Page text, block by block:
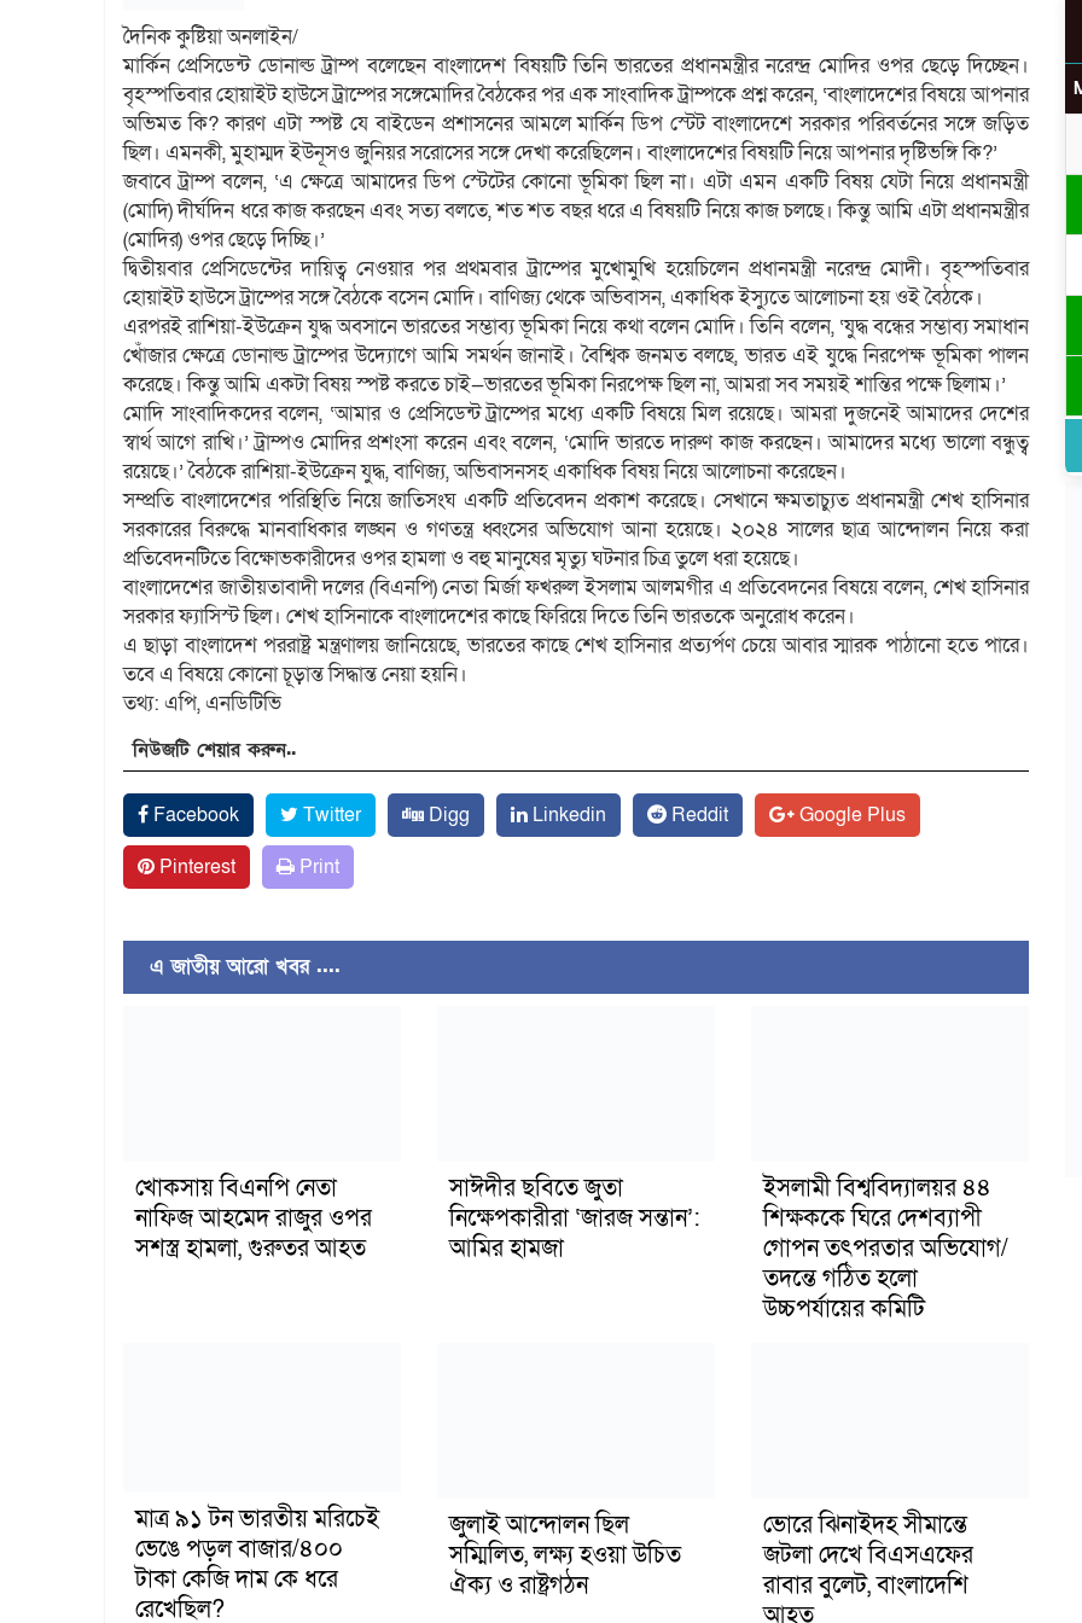
দৈনিক কুষ্টিয়া অনলাইন/
মার্কিন প্রেসিডেন্ট ডোনাল্ড ট্রাম্প বলেছেন বাংলাদেশ বিষয়টি তিনি ভারতের প্রধানমন্ত্রীর নরেন্দ্র মোদির ওপর ছেড়ে দিচ্ছেন।
বৃহস্পতিবার হোয়াইট হাউসে ট্রাম্পের সঙ্গেমোদির বৈঠকের পর এক সাংবাদিক ট্রাম্পকে প্রশ্ন করেন, ‘বাংলাদেশের বিষয়ে আপনার
অভিমত কি? কারণ এটা স্পষ্ট যে বাইডেন প্রশাসনের আমলে মার্কিন ডিপ স্টেট বাংলাদেশে সরকার পরিবর্তনের সঙ্গে জড়িত
ছিল। এমনকী, মুহাম্মদ ইউনূসও জুনিয়র সরোসের সঙ্গে দেখা করেছিলেন। বাংলাদেশের বিষয়টি নিয়ে আপনার দৃষ্টিভঙ্গি কি?’
জবাবে ট্রাম্প বলেন, ‘এ ক্ষেত্রে আমাদের ডিপ স্টেটের কোনো ভূমিকা ছিল না। এটা এমন একটি বিষয় যেটা নিয়ে প্রধানমন্ত্রী
(মোদি) দীর্ঘদিন ধরে কাজ করছেন এবং সত্য বলতে, শত শত বছর ধরে এ বিষয়টি নিয়ে কাজ চলছে। কিন্তু আমি এটা প্রধানমন্ত্রীর
(মোদির) ওপর ছেড়ে দিচ্ছি।’
দ্বিতীয়বার প্রেসিডেন্টের দায়িত্ব নেওয়ার পর প্রথমবার ট্রাম্পের মুখোমুখি হয়েচিলেন প্রধানমন্ত্রী নরেন্দ্র মোদী। বৃহস্পতিবার
হোয়াইট হাউসে ট্রাম্পের সঙ্গে বৈঠকে বসেন মোদি। বাণিজ্য থেকে অভিবাসন, একাধিক ইস্যুতে আলোচনা হয় ওই বৈঠকে।
এরপরই রাশিয়া-ইউক্রেন যুদ্ধ অবসানে ভারতের সম্ভাব্য ভূমিকা নিয়ে কথা বলেন মোদি। তিনি বলেন, ‘যুদ্ধ বন্ধের সম্ভাব্য সমাধান
খোঁজার ক্ষেত্রে ডোনাল্ড ট্রাম্পের উদ্যোগে আমি সমর্থন জানাই। বৈশ্বিক জনমত বলছে, ভারত এই যুদ্ধে নিরপেক্ষ ভূমিকা পালন
করেছে। কিন্তু আমি একটা বিষয় স্পষ্ট করতে চাই—ভারতের ভূমিকা নিরপেক্ষ ছিল না, আমরা সব সময়ই শান্তির পক্ষে ছিলাম।’
মোদি সাংবাদিকদের বলেন, ‘আমার ও প্রেসিডেন্ট ট্রাম্পের মধ্যে একটি বিষয়ে মিল রয়েছে। আমরা দুজনেই আমাদের দেশের
স্বার্থ আগে রাখি।’ ট্রাম্পও মোদির প্রশংসা করেন এবং বলেন, ‘মোদি ভারতে দারুণ কাজ করছেন। আমাদের মধ্যে ভালো বন্ধুত্ব
রয়েছে।’ বৈঠকে রাশিয়া-ইউক্রেন যুদ্ধ, বাণিজ্য, অভিবাসনসহ একাধিক বিষয় নিয়ে আলোচনা করেছেন।
সম্প্রতি বাংলাদেশের পরিস্থিতি নিয়ে জাতিসংঘ একটি প্রতিবেদন প্রকাশ করেছে। সেখানে ক্ষমতাচ্যুত প্রধানমন্ত্রী শেখ হাসিনার
সরকারের বিরুদ্ধে মানবাধিকার লঙ্ঘন ও গণতন্ত্র ধ্বংসের অভিযোগ আনা হয়েছে। ২০২৪ সালের ছাত্র আন্দোলন নিয়ে করা
প্রতিবেদনটিতে বিক্ষোভকারীদের ওপর হামলা ও বহু মানুষের মৃত্যু ঘটনার চিত্র তুলে ধরা হয়েছে।
বাংলাদেশের জাতীয়তাবাদী দলের (বিএনপি) নেতা মির্জা ফখরুল ইসলাম আলমগীর এ প্রতিবেদনের বিষয়ে বলেন, শেখ হাসিনার
সরকার ফ্যাসিস্ট ছিল। শেখ হাসিনাকে বাংলাদেশের কাছে ফিরিয়ে দিতে তিনি ভারতকে অনুরোধ করেন।
এ ছাড়া বাংলাদেশ পররাষ্ট্র মন্ত্রণালয় জানিয়েছে, ভারতের কাছে শেখ হাসিনার প্রত্যর্পণ চেয়ে আবার স্মারক পাঠানো হতে পারে।
তবে এ বিষয়ে কোনো চূড়ান্ত সিদ্ধান্ত নেয়া হয়নি।
তথ্য: এপি, এনডিটিভি
নিউজটি শেয়ার করুন..
Facebook Twitter Digg Linkedin Reddit
Google Plus
Pinterest
Print
এ জাতীয় আরো খবর ....
খোকসায় বিএনপি নেতা
নাফিজ আহমেদ রাজুর ওপর
সশস্ত্র হামলা, গুরুতর আহত
সাঈদীর ছবিতে জুতা
নিক্ষেপকারীরা ‘জারজ সন্তান’:
আমির হামজা
ইসলামী বিশ্ববিদ্যালয়র ৪৪
শিক্ষককে ঘিরে দেশব্যাপী
গোপন তৎপরতার অভিযোগ/
তদন্তে গঠিত হলো
উচ্চপর্যায়ের কমিটি
মাত্র ৯১ টন ভারতীয় মরিচেই
ভেঙে পড়ল বাজার/৪০০
টাকা কেজি দাম কে ধরে
রেখেছিল?
জুলাই আন্দোলন ছিল
সম্মিলিত, লক্ষ্য হওয়া উচিত
ঐক্য ও রাষ্ট্রগঠন
ভোরে ঝিনাইদহ সীমান্তে
জটলা দেখে বিএসএফের
রাবার বুলেট, বাংলাদেশি
আহত